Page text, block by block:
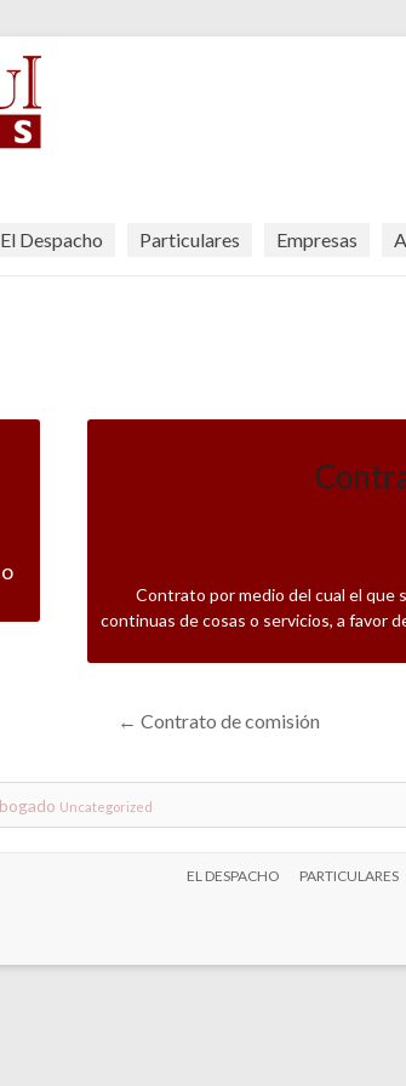
El Despacho Particulares Empresas
Contrato por medio del cual el que
continuas de cosas o servicios, a favor
← Contrato de comisión
Uncategorized
EL DESPACHO PARTICULARES